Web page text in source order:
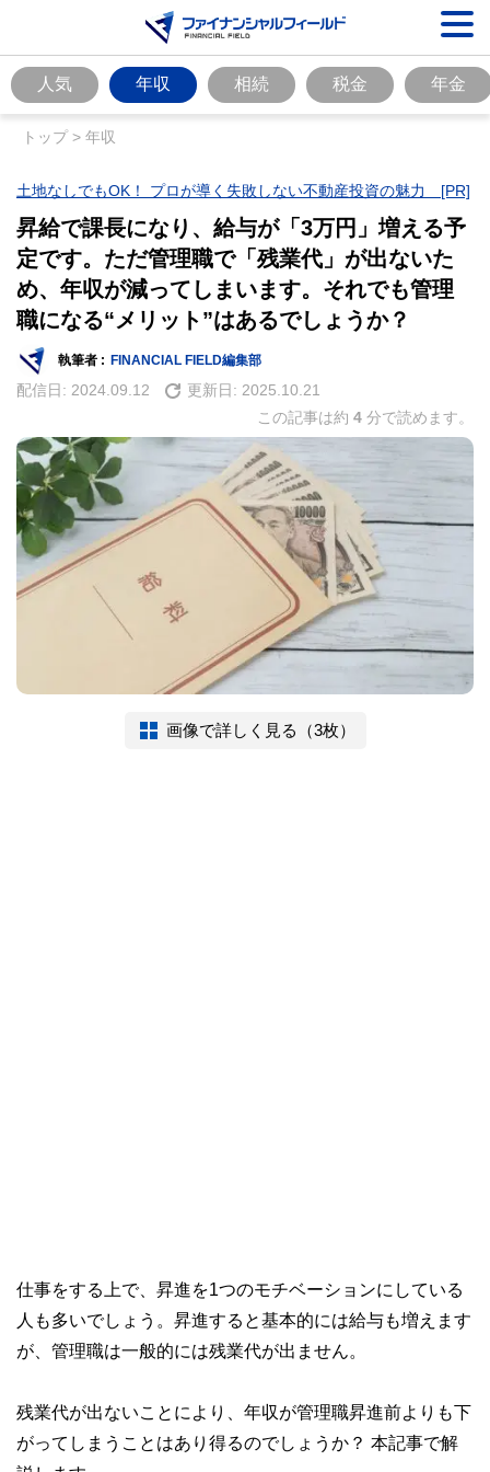
人気 年収 相続 税金 年金
トップ> 年収
土地なしでもOK！ プロが導く失敗しない不動産投資の魅力 [PR]
昇給で課長になり、給与が「3万円」増える予
定です。ただ管理職で「残業代」が出ないた
め、年収が減ってしまいます。それでも管理
職になる“メリット”はあるでしょうか？
執筆者 : FINANCIAL FIELD編集部
配信日: 2024.09.12 更新日: 2025.10.21
この記事は約 4 分で読めます。
画像で詳しく見る（3枚）
仕事をする上で、昇進を1つのモチベーションにしている
人も多いでしょう。昇進すると基本的には給与も増えます
が、管理職は一般的には残業代が出ません。
残業代が出ないことにより、年収が管理職昇進前よりも下
がってしまうことはあり得るのでしょうか？ 本記事で解